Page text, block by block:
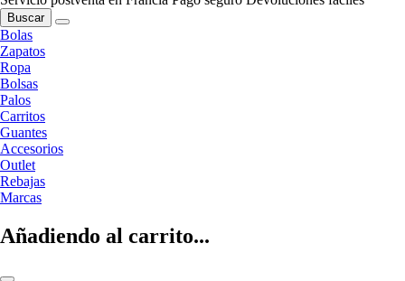
Buscar
Bolas
Zapatos
Ropa
Bolsas
Palos
Carritos
Guantes
Accesorios
Outlet
Rebajas
Marcas
Añadiendo al carrito...